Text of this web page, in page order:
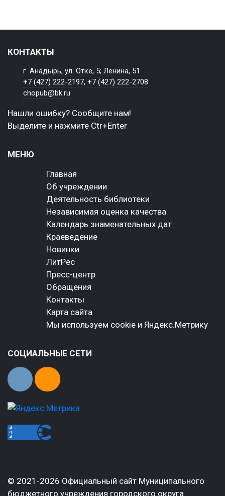
КОНТАКТЫ
г. Анадырь, ул. Отке, 5; Ленина, 51
+7 (427) 222-2197,+7 (427) 222-2708
chopub@bk.ru
Нашли ошибку? Сообщите нам!
Выделите и нажмите Ctr+Enter
МЕНЮ
Главная
Об учреждении
Деятельность библиотеки
Независимая оценка качества
Календарь знаменательных дат
Краеведение
Новинки
ЛитРес
Пресс-центр
Обращения
Контакты
Карта сайта
Мы используем cookie и Яндекс.Метрику
СОЦИАЛЬНЫЕ СЕТИ
© 2021-2026 Официальный сайт Муниципального
бюджетного учреждения городского округа